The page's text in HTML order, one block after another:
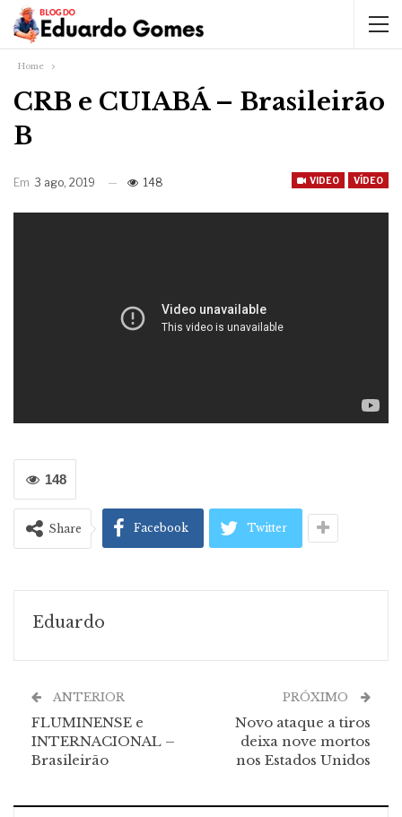
Home
CRB e CUIABÁ – Brasileirão
B
VIDEO VÍDEO
Em 3 ago, 2019 148
148
Share Facebook Twitter
Eduardo
ANTERIOR
FLUMINENSE e
INTERNACIONAL –
Brasileirão
PRÓXIMO
Novo ataque a tiros
deixa nove mortos
nos Estados Unidos